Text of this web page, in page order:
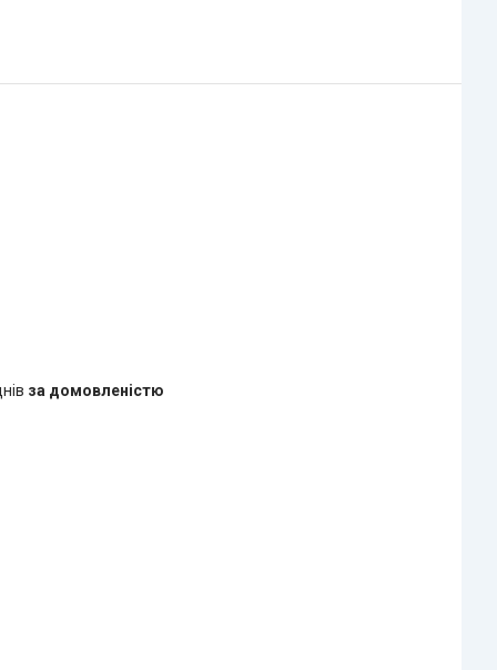
за домовленістю